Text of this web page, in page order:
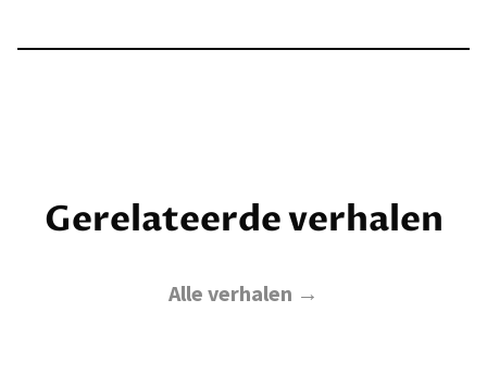
Gerelateerde verhalen
Alle verhalen →